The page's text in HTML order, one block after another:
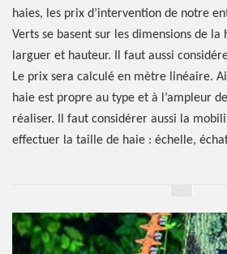
haies, les prix d’intervention de notre
Verts se basent sur les dimensions de la
larguer et hauteur. Il faut aussi
Le prix sera calculé en mètre linéaire.
haie est propre au type et à l’ampleur
réaliser. Il faut considérer aussi la
effectuer la taille de haie : échelle,